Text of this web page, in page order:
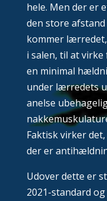
hele. Men der er
den store
kommer
i salen, til at
en minimal
under lærredets
anelse
Faktisk virker
der er
Udover dette er
2021-standard